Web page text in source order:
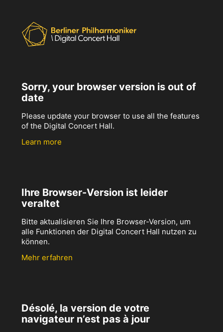
Sorry, your browser version is out of
date
Please update your browser to use all the features
of the Digital Concert Hall.
Learn more
Ihre Browser-Version ist leider
veraltet
Bitte aktualisieren Sie Ihre Browser-Version, um
alle Funktionen der Digital Concert Hall nutzen zu
können.
Mehr erfahren
Désolé, la version de votre
navigateur n’est pas à jour